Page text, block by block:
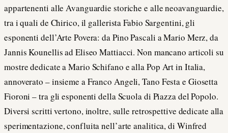
appartenenti alle Avanguardie storiche e alle neoavanguardie,
tra i quali de Chirico, il gallerista Fabio Sargentini, gli
esponenti dell’Arte Povera: da Pino Pascali a Mario Merz, da
Jannis Kounellis ad Eliseo Mattiacci. Non mancano articoli su
mostre dedicate a Mario Schifano e alla Pop Art in Italia,
annoverato – insieme a Franco Angeli, Tano Festa e Giosetta
Fioroni – tra gli esponenti della Scuola di Piazza del Popolo.
Diversi scritti vertono, inoltre, sulle retrospettive dedicate alla
sperimentazione, confluita nell’arte analitica, di Winfred